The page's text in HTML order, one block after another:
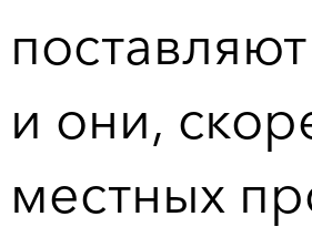
и они,
местных